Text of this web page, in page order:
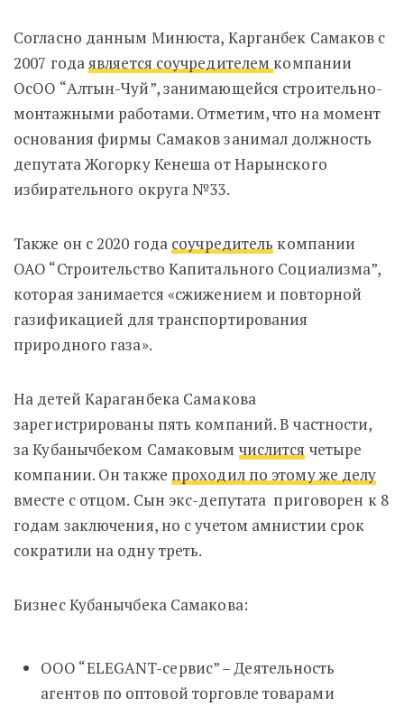
Согласно данным Минюста, Карганбек Самаков с
2007 годаявляется соучредителем компании
ОсОО “Алтын-Чуй”, занимающейся строительно-
монтажными работами. Отметим, что на момент
основания фирмы Самаков занимал должность
депутата Жогорку Кенеша от Нарынского
избирательного округа №33.
Также он с 2020 года соучредитель компании
ОАО “Строительство Капитального Социализма”,
которая занимается «сжижением и повторной
газификацией для транспортирования
природного газа».
На детей Караганбека Самакова
зарегистрированы пять компаний. В частности,
за Кубанычбеком Самаковым числится четыре
компании. Он также проходил по этому же делу
вместе с отцом. Сын экс-депутата приговорен к 8
годам заключения, но с учетом амнистии срок
сократили на одну треть.
Бизнес Кубанычбека Самакова:
ООО “ELEGANT-сервис” – Деятельность
агентов по оптовой торговле товарами